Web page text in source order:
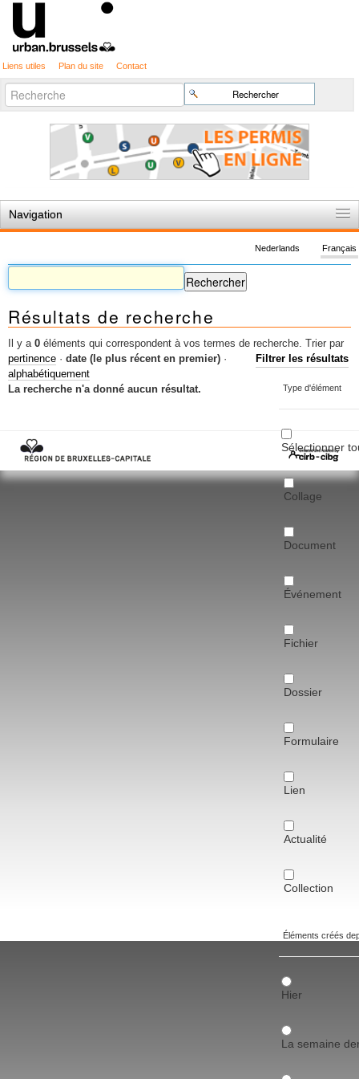
Liens utiles Plan du site Contact
Chercher par
Recherche
avancée…
Navigation
Règles du jeu
Permis d'urbanisme
Cartographie
Etudes et publications
Mots-clés
Renseignements urbanistiques
Français
Nederlands
Résultats de recherche
Il y a 0 éléments qui correspondent à vos termes de recherche.
Filtrer les résultats
Type d'élément
Sélectionner
Collage
Document
Événement
Fichier
Dossier
Formulaire
Lien
Actualité
Collection
Éléments créés
Hier
La semaine
Trier par
pertinence · date (le plus récent en premier) ·
alphabétiquement
La recherche n'a donné aucun résultat.